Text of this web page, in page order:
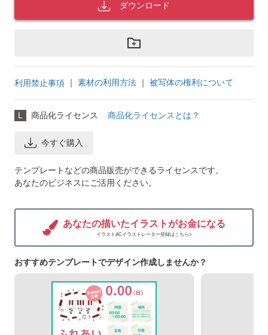
ダウンロード
利用禁止事項 ｜ 素材の利用方法 ｜ 被写体の権利について
L 商品化ライセンス 商品化ライセンスとは？
今すぐ購入
テンプレートなどの商品販売ができるライセンスです。
あなたのビジネスにご活用ください。
あなたの描いたイラストがお金になる
イラストACイラストレーター登録はこちら>
おすすめテンプレートでデザイン作成しませんか？